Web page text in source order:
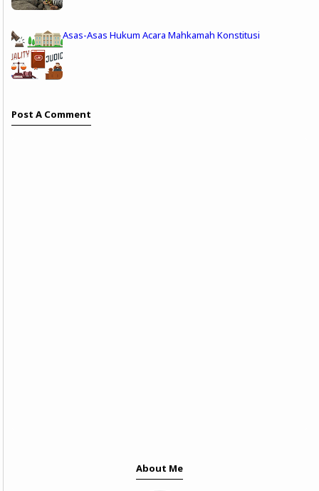
Asas-Asas Hukum Acara Mahkamah Konstitusi
Post A Comment
About Me